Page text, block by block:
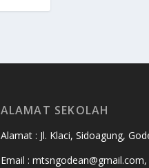
ALAMAT SEKOLAH
Alamat : Jl. Klaci, Sidoagung,
Email :